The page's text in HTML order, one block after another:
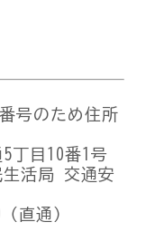
号のため住所
目10番1号
局 交通安
直通）